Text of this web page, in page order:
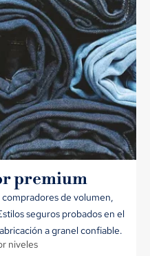
premium
de volumen,
seguros probados en el
a granel confiable.
niveles